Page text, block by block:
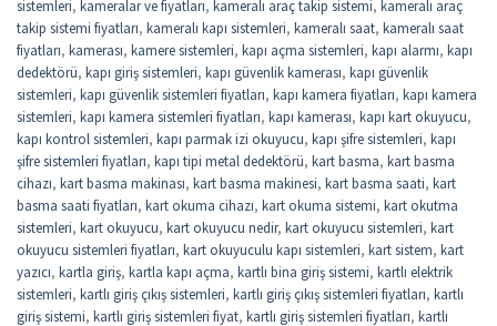
sistemleri, kameralar ve fiyatları, kameralı araç takip sistemi, kameralı araç
takip sistemi fiyatları, kameralı kapı sistemleri, kameralı saat, kameralı saat
fiyatları, kamerası, kamere sistemleri, kapı açma sistemleri, kapı alarmı, kapı
dedektörü, kapı giriş sistemleri, kapı güvenlik kamerası, kapı güvenlik
sistemleri, kapı güvenlik sistemleri fiyatları, kapı kamera fiyatları, kapı kamera
sistemleri, kapı kamera sistemleri fiyatları, kapı kamerası, kapı kart okuyucu,
kapı kontrol sistemleri, kapı parmak izi okuyucu, kapı şifre sistemleri, kapı
şifre sistemleri fiyatları, kapı tipi metal dedektörü, kart basma, kart basma
cihazı, kart basma makinası, kart basma makinesi, kart basma saati, kart
basma saati fiyatları, kart okuma cihazı, kart okuma sistemi, kart okutma
sistemleri, kart okuyucu, kart okuyucu nedir, kart okuyucu sistemleri, kart
okuyucu sistemleri fiyatları, kart okuyuculu kapı sistemleri, kart sistem, kart
yazıcı, kartla giriş, kartla kapı açma, kartlı bina giriş sistemi, kartlı elektrik
sistemleri, kartlı giriş çıkış sistemleri, kartlı giriş çıkış sistemleri fiyatları, kartlı
giriş sistemi, kartlı giriş sistemleri fiyat, kartlı giriş sistemleri fiyatları, kartlı